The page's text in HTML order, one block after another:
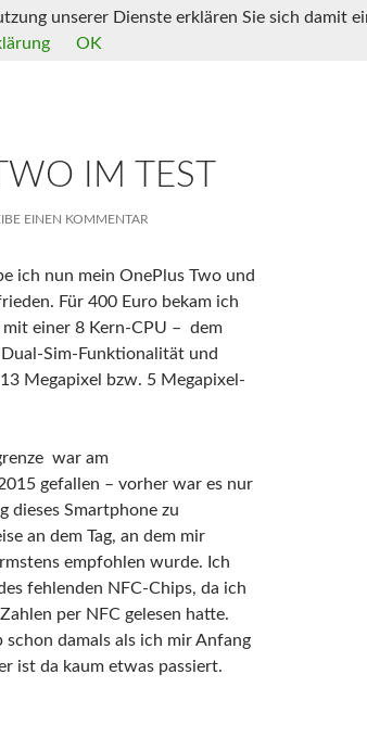
IM TEST
EINEN KOMMENTAR
ich nun mein OnePlus Two und
Für 400 Euro bekam ich
einer 8 Kern-CPU – dem
Sim-Funktionalität und
Megapixel bzw. 5 Megapixel-
war am
gefallen – vorher war es nur
dieses Smartphone zu
an dem Tag, an dem mir
empfohlen wurde. Ich
fehlenden NFC-Chips, da ich
per NFC gelesen hatte.
damals als ich mir Anfang
ist da kaum etwas passiert.
unserer Dienste erklären Sie sich damit
OK